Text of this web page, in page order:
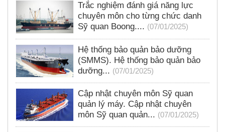
Trắc nghiệm đánh giá năng lực
chuyên môn cho từng chức danh
Sỹ quan Boong.... (07/01/2025)
Hệ thống bảo quản bảo dưỡng
(SMMS). Hệ thống bảo quản bảo
dưỡng... (07/01/2025)
Cập nhật chuyên môn Sỹ quan
quản lý máy. Cập nhật chuyên
môn Sỹ quan quản... (07/01/2025)